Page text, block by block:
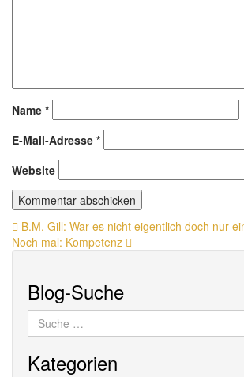
Name *
E-Mail-Adresse *
Website
Beitragsnavigation
B.M. Gill: War es nicht eigentlich doch nur
Noch mal: Kompetenz
Blog-Suche
Suche
nach:
Kategorien